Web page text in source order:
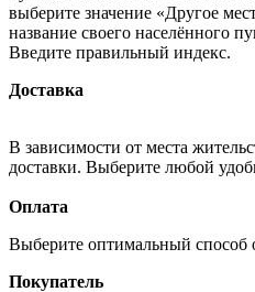
выберите значение «Другое
название своего населённого
Введите правильный индекс.
Доставка
В зависимости от места
доставки. Выберите любой
Оплата
Выберите оптимальный способ
Покупатель